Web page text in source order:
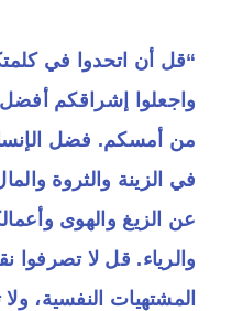
“قل أن اتحدوا في
واجعلوا إشراقكم
من أمسكم. فضل
في الزينة والثروة
عن الزيغ والهوى
والرياء. قل لا تصرفوا
المشتهيات النفسية،